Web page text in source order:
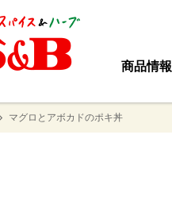
商品情報
マグロとアボカドのポキ丼